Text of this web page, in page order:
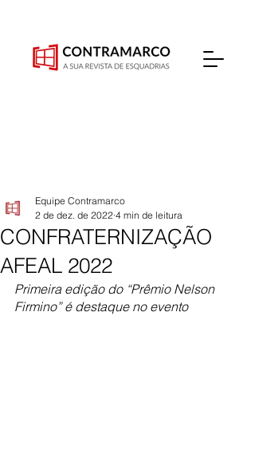
CONFRATERNIZAÇÃO
AFEAL 2022
Equipe Contramarco
2 de dez. de 2022 4 min de leitura
Primeira edição do “Prêmio Nelson
Firmino” é destaque no evento